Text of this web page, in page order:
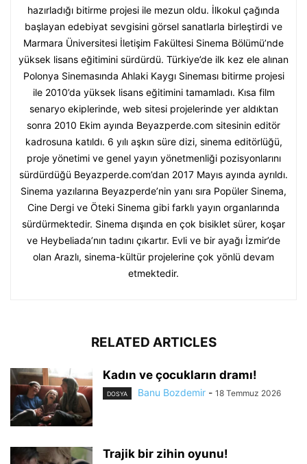
hazırladığı bitirme projesi ile mezun oldu. İlkokul çağında
başlayan edebiyat sevgisini görsel sanatlarla birleştirdi ve
Marmara Üniversitesi İletişim Fakültesi Sinema Bölümü’nde
yüksek lisans eğitimini sürdürdü. Türkiye’de ilk kez ele alınan
Polonya Sinemasında Ahlaki Kaygı Sineması bitirme projesi
ile 2010’da yüksek lisans eğitimini tamamladı. Kısa film
senaryo ekiplerinde, web sitesi projelerinde yer aldıktan
sonra 2010 Ekim ayında Beyazperde.com sitesinin editör
kadrosuna katıldı. 6 yılı aşkın süre dizi, sinema editörlüğü,
proje yönetimi ve genel yayın yönetmenliği pozisyonlarını
sürdürdüğü Beyazperde.com’dan 2017 Mayıs ayında ayrıldı.
Sinema yazılarına Beyazperde’nin yanı sıra Popüler Sinema,
Cine Dergi ve Öteki Sinema gibi farklı yayın organlarında
sürdürmektedir. Sinema dışında en çok bisiklet sürer, koşar
ve Heybeliada’nın tadını çıkartır. Evli ve bir ayağı İzmir’de
olan Arazlı, sinema-kültür projelerine çok yönlü devam
etmektedir.
RELATED ARTICLES
Kadın ve çocukların dramı!
DOSYA Banu Bozdemir - 18 Temmuz 2026
Trajik bir zihin oyunu!